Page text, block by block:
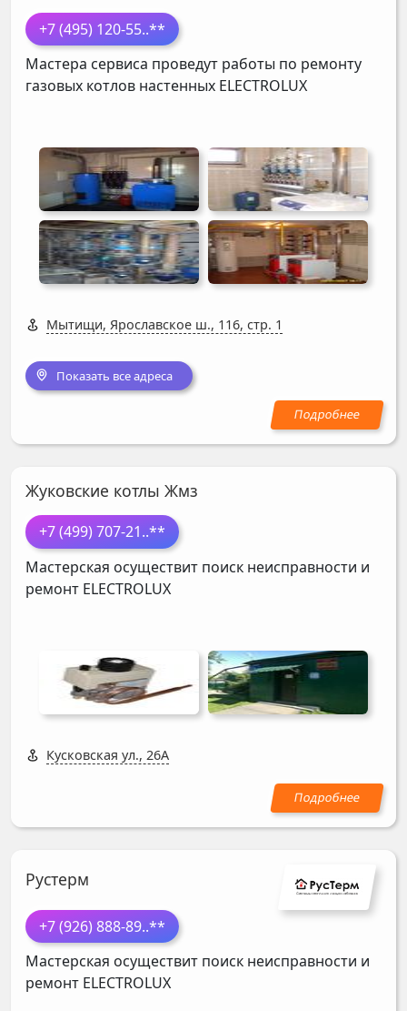
+7 (495) 120-55..**
Мастера сервиса проведут работы по ремонту
газовых котлов настенных ELECTROLUX
Мытищи, Ярославское ш., 116, стр. 1
Показать все адреса
Жуковские котлы Жмз
+7 (499) 707-21..**
Мастерская осуществит поиск неисправности и
ремонт ELECTROLUX
Кусковская ул., 26А
Рустерм
+7 (926) 888-89..**
Мастерская осуществит поиск неисправности и
ремонт ELECTROLUX